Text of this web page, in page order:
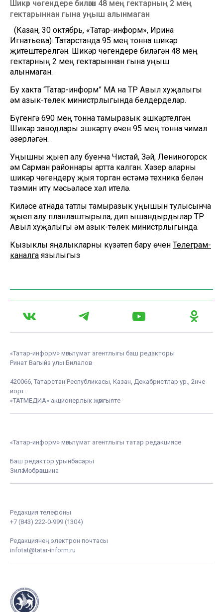
Шикәр чөгендере биләгән 48 мең гектарның 2 мең
гектарыннан гына уңыш алынмаган
(Казан, 30 октябрь, «Татар-информ», Ирина
Игнатьева). Татарстанда 95 мең тонна шикәр
җитештерелгән. Шикәр чөгендере биләгән 48 мең
гектарның 2 мең гектарыннан гына уңыш
алынмаган.
Бу хакта “Татар-информ” МА на ТР Авыл хуҗалыгы
һәм азык-төлек министрлыгында белдерделәр.
Бүгенгә 690 мең тонна тамыразык эшкәртелгән.
Шикәр заводлары эшкәртү өчен 95 мең тонна чимал
әзерләгән.
Уңышны җыеп алу буенча Чистай, Зәй, Лениногорск
һәм Сарман районнары артта калган. Хәзер аларны
шикәр чөгендерү җыя торган өстәмә техника белән
тәэмин итү мәсьәләсе хәл ителә.
Киләсе атнада татлы тамыразык уңышын тулысынча
җыеп алу планлаштырыла, дип ышандырдылар ТР
Авыл хуҗалыгы һәм азык-төлек министрлыгында.
Кызыклы яңалыкларны күзәтеп бару өчен Телеграм-
каналга язылыгыз
«Татар-информ» мәгълүмат агентлыгы баш редакторы
Ринат Вагыйз улы Билалов
420066, Татарстан Республикасы, Казан, Декабристлар ур., 2нче
йорт.
«ТАТМЕДИА» акционерлык җәмгыяте
«Татар-информ» мәгълүмат агентлыгы татар редакциясе
Баш редактор урынбасары
Зилә Мөбәрәкшина
Редакция телефоны
+7 (843) 222-0-999 (1304)
Редакциянең электрон почтасы
infotat@tatar-inform.ru